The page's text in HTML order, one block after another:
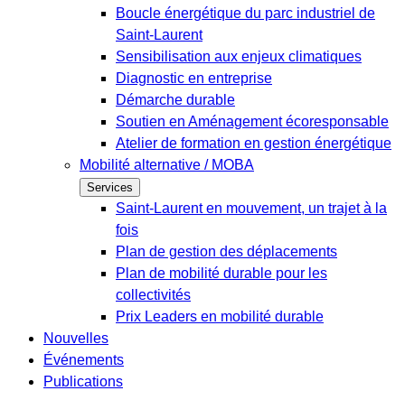
Boucle énergétique du parc industriel de
Saint-Laurent
Sensibilisation aux enjeux climatiques
Diagnostic en entreprise
Démarche durable
Soutien en Aménagement écoresponsable
Atelier de formation en gestion énergétique
Mobilité alternative / MOBA
Services
Saint-Laurent en mouvement, un trajet à la
fois
Plan de gestion des déplacements
Plan de mobilité durable pour les
collectivités
Prix Leaders en mobilité durable
Nouvelles
Événements
Publications